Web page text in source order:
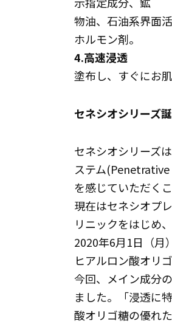
物油、石油系界面
ホルモン剤。
4.高速浸透
塗布し、すぐにお
セネシオシリーズ
セネシオシリーズ
ステム
を感じていただく
現在はセネシオプ
リニックをはじめ
2020年6月1日（月
ヒアルロン酸オリ
今回、メイン成分
ました。「浸透に
酸オリゴ糖の優れ